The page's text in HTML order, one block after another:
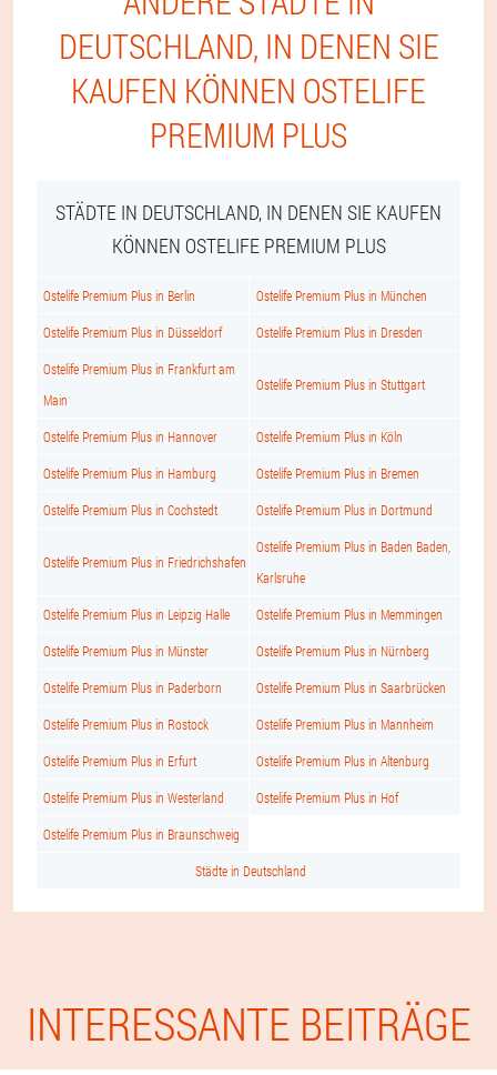
DEUTSCHLAND, IN DENEN SIE
KAUFEN KÖNNEN OSTELIFE
PREMIUM PLUS
STÄDTE IN DEUTSCHLAND, IN DENEN SIE KAUFEN
KÖNNEN OSTELIFE PREMIUM PLUS
Ostelife Premium Plus in Berlin Ostelife Premium Plus in München
Ostelife Premium Plus in Düsseldorf Ostelife Premium Plus in Dresden
Ostelife Premium Plus in Frankfurt am
Main
Ostelife Premium Plus in Stuttgart
Ostelife Premium Plus in Hannover Ostelife Premium Plus in Köln
Ostelife Premium Plus in Hamburg Ostelife Premium Plus in Bremen
Ostelife Premium Plus in Cochstedt Ostelife Premium Plus in Dortmund
Ostelife Premium Plus in Friedrichshafen
Ostelife Premium Plus in Baden Baden,
Karlsruhe
Ostelife Premium Plus in Leipzig Halle Ostelife Premium Plus in Memmingen
Ostelife Premium Plus in Münster Ostelife Premium Plus in Nürnberg
Ostelife Premium Plus in Paderborn Ostelife Premium Plus in Saarbrücken
Ostelife Premium Plus in Rostock Ostelife Premium Plus in Mannheim
Ostelife Premium Plus in Erfurt Ostelife Premium Plus in Altenburg
Ostelife Premium Plus in Westerland Ostelife Premium Plus in Hof
Ostelife Premium Plus in Braunschweig
Städte in Deutschland
INTERESSANTE BEITRÄGE